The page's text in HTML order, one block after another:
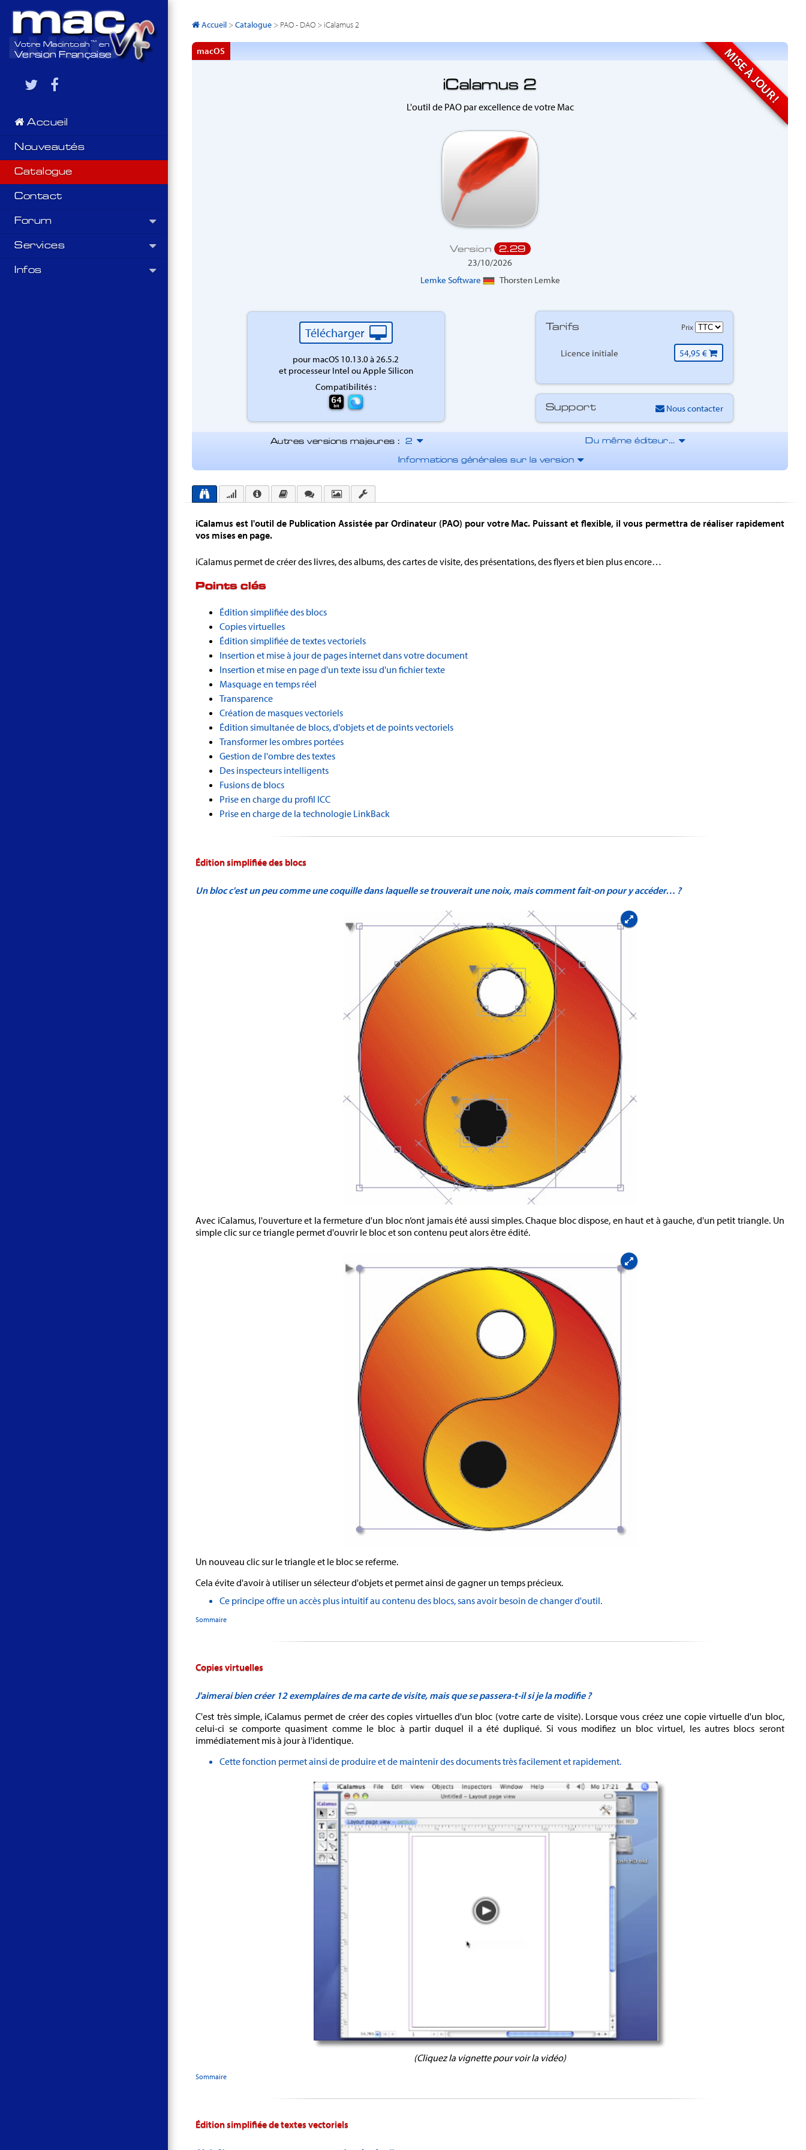
Votre Macintosh ™ en
Version Française
Accueil
Nouveautés
Catalogue
Contact
Forum
Services
Infos
Accueil >Catalogue > PAO - DAO > iCalamus 2
macOS MISE À JOUR !
iCalamus 2
L'outil de PAO par excellence de votre Mac
Version 2.29
23/10/2026
Lemke Software
Thorsten Lemke
Télécharger
pour macOS 10.13.0 à 26.5.2
et processeur Intel ou Apple Silicon
Compatibilités :
Tarifs
54,95 €
Licence initiale
Prix
Support Nous contacter
Autres versions majeures : Du même éditeur…
Informations générales sur la version
iCalamus est l'outil de Publication Assistée par Ordinateur (PAO) pour votre Mac. Puissant et flexible, il vous permettra de réaliser rapidement
vos mises en page.
iCalamus permet de créer des livres, des albums, des cartes de visite, des présentations, des flyers et bien plus encore…
Points clés
Édition simplifiée des blocs
Copies virtuelles
Édition simplifiée de textes vectoriels
Insertion et mise à jour de pages internet dans votre document
Insertion et mise en page d'un texte issu d'un fichier texte
Masquage en temps réel
Transparence
Création de masques vectoriels
Édition simultanée de blocs, d'objets et de points vectoriels
Transformer les ombres portées
Gestion de l'ombre des textes
Des inspecteurs intelligents
Fusions de blocs
Prise en charge du profil ICC
Prise en charge de la technologie LinkBack
Édition simplifiée des blocs
Un bloc c'est un peu comme une coquille dans laquelle se trouverait une noix, mais comment fait-on pour y accéder… ?
Avec iCalamus, l'ouverture et la fermeture d'un bloc n’ont jamais été aussi simples. Chaque bloc dispose, en haut et à gauche, d'un petit triangle. Un
simple clic sur ce triangle permet d'ouvrir le bloc et son contenu peut alors être édité.
Un nouveau clic sur le triangle et le bloc se referme.
Cela évite d'avoir à utiliser un sélecteur d'objets et permet ainsi de gagner un temps précieux.
Ce principe offre un accès plus intuitif au contenu des blocs, sans avoir besoin de changer d'outil.
Sommaire
Copies virtuelles
J'aimerai bien créer 12 exemplaires de ma carte de visite, mais que se passera-t-il si je la modifie ?
C'est très simple, iCalamus permet de créer des copies virtuelles d'un bloc (votre carte de visite). Lorsque vous créez une copie virtuelle d'un bloc,
celui-ci se comporte quasiment comme le bloc à partir duquel il a été dupliqué. Si vous modifiez un bloc virtuel, les autres blocs seront
immédiatement mis à jour à l'identique.
Cette fonction permet ainsi de produire et de maintenir des documents très facilement et rapidement.
(Cliquez la vignette pour voir la vidéo)
Sommaire
Édition simplifiée de textes vectoriels